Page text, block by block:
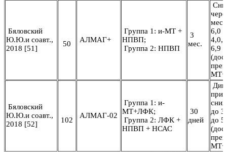
Бяловский
Ю.Ю.и соавт.,
2018 [51]
50 АЛМАГ+
Группа 1: и-МТ +
НПВП;
Группа 2: НПВП
3
мес.
6,0
6,9
Бяловский
Ю.Ю.и соавт.,
2018 [52]
102
АЛМАГ-02
Группа 1: и-
МТ+ЛФК;
Группа 2: ЛФК +
НПВП + НСАС
30
дней
при
до
до